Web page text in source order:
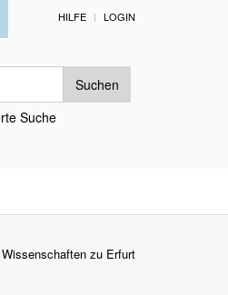
HILFE LOGIN
Suchen
Suche
zu Erfurt